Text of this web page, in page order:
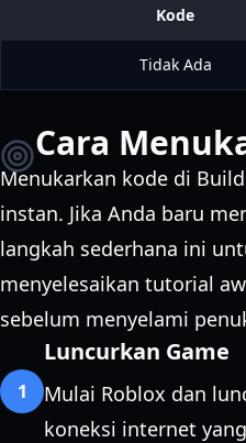
Kode
Tidak Ada
Cara
Menukarkan kode di
instan. Jika Anda baru
langkah sederhana ini
menyelesaikan tutorial
sebelum menyelami
1
Luncurkan Game
Mulai Roblox dan
koneksi internet